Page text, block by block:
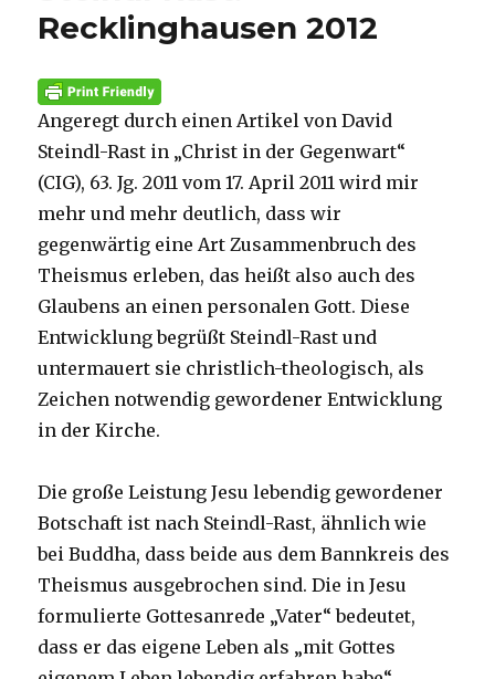
Recklinghausen 2012
Angeregt durch einen Artikel von David
Steindl-Rast in „Christ in der Gegenwart“
(CIG), 63. Jg. 2011 vom 17. April 2011 wird mir
mehr und mehr deutlich, dass wir
gegenwärtig eine Art Zusammenbruch des
Theismus erleben, das heißt also auch des
Glaubens an einen personalen Gott. Diese
Entwicklung begrüßt Steindl-Rast und
untermauert sie christlich-theologisch, als
Zeichen notwendig gewordener Entwicklung
in der Kirche.
Die große Leistung Jesu lebendig gewordener
Botschaft ist nach Steindl-Rast, ähnlich wie
bei Buddha, dass beide aus dem Bannkreis des
Theismus ausgebrochen sind. Die in Jesu
formulierte Gottesanrede „Vater“ bedeutet,
dass er das eigene Leben als „mit Gottes